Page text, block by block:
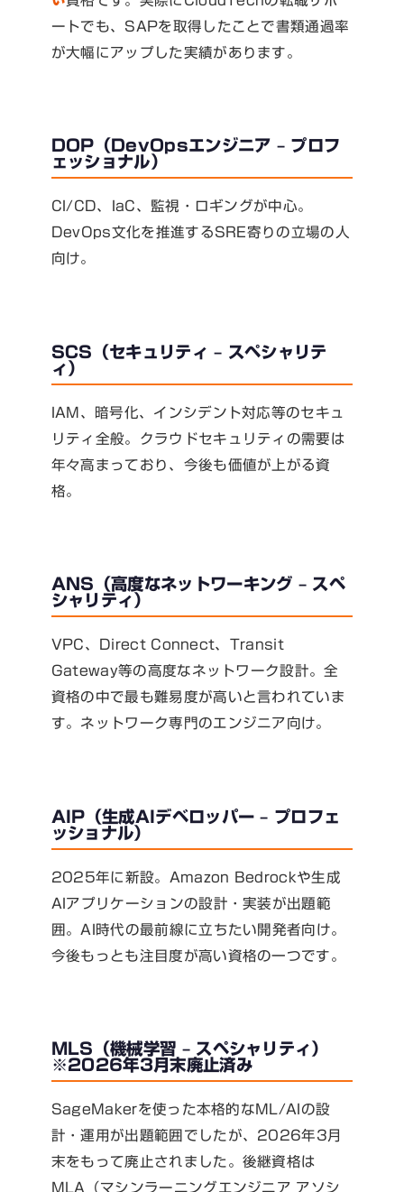
ートでも、SAPを取得したことで書類通過率
が大幅にアップした実績があります。
DOP（DevOpsエンジニア – プロフ
ェッショナル）
CI/CD、IaC、監視・ロギングが中心。
DevOps文化を推進するSRE寄りの立場の人
向け。
SCS（セキュリティ – スペシャリテ
ィ）
IAM、暗号化、インシデント対応等のセキュ
リティ全般。クラウドセキュリティの需要は
年々高まっており、今後も価値が上がる資
格。
ANS（高度なネットワーキング – スペ
シャリティ）
VPC、Direct Connect、Transit
Gateway等の高度なネットワーク設計。全
資格の中で最も難易度が高いと言われていま
す。ネットワーク専門のエンジニア向け。
AIP（生成AIデベロッパー – プロフェ
ッショナル）
2025年に新設。Amazon Bedrockや生成
AIアプリケーションの設計・実装が出題範
囲。AI時代の最前線に立ちたい開発者向け。
今後もっとも注目度が高い資格の一つです。
MLS（機械学習 – スペシャリティ）
※2026年3月末廃止済み
SageMakerを使った本格的なML/AIの設
計・運用が出題範囲でしたが、2026年3月
末をもって廃止されました。後継資格は
MLA（マシンラーニングエンジニア アソシ